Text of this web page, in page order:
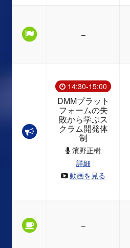
–
14:30-15:00
DMMプラット
フォームの失
敗から学ぶス
クラム開発体
制
濱野正樹
詳細
動画を見る
–